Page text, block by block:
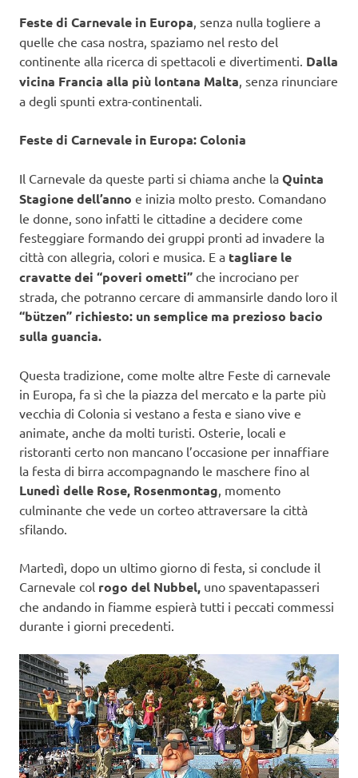
Feste di Carnevale in Europa , senza nulla togliere a
quelle che casa nostra, spaziamo nel resto del
continente alla ricerca di spettacoli e divertimenti. Dalla
vicina Francia alla più lontana Malta , senza rinunciare
a degli spunti extra-continentali.
Feste di Carnevale in Europa: Colonia
Il Carnevale da queste parti si chiama anche la Quinta
Stagione dell’anno e inizia molto presto. Comandano
le donne, sono infatti le cittadine a decidere come
festeggiare formando dei gruppi pronti ad invadere la
città con allegria, colori e musica. E a tagliare le
cravatte dei “poveri ometti” che incrociano per
strada, che potranno cercare di ammansirle dando loro il
“bützen” richiesto: un semplice ma prezioso bacio
sulla guancia.
Questa tradizione, come molte altre Feste di carnevale
in Europa, fa sì che la piazza del mercato e la parte più
vecchia di Colonia si vestano a festa e siano vive e
animate, anche da molti turisti. Osterie, locali e
ristoranti certo non mancano l’occasione per innaffiare
la festa di birra accompagnando le maschere fino al
Lunedì delle Rose, Rosenmontag , momento
culminante che vede un corteo attraversare la città
sfilando.
Martedì, dopo un ultimo giorno di festa, si conclude il
Carnevale col rogo del Nubbel, uno spaventapasseri
che andando in fiamme espierà tutti i peccati commessi
durante i giorni precedenti.